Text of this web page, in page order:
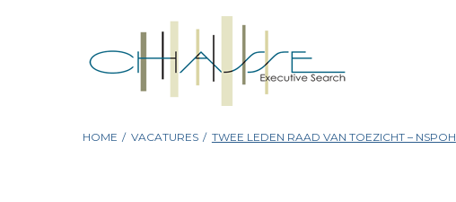
HOME / VACATURES / TWEE LEDEN RAAD VAN TOEZICHT – NSPOH